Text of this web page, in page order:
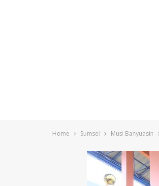
Home Sumsel Musi Banyuasin